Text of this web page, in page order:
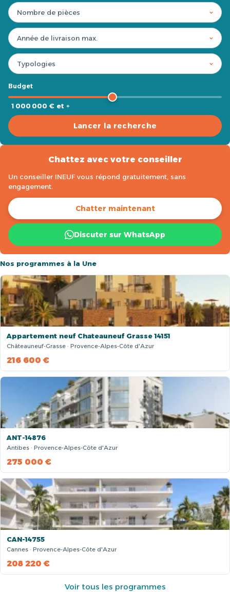
Budget
1 000 000 € et +
Lancer la recherche
Chattez avec votre conseiller
Un conseiller INEUF vous répond gratuitement, sans
engagement.
Chatter maintenant
Discuter sur WhatsApp
Nos programmes à la Une
Appartement neuf Chateauneuf Grasse 14151
Châteauneuf-Grasse · Provence-Alpes-Côte d'Azur
216 600 €
ANT-14876
Antibes · Provence-Alpes-Côte d'Azur
275 000 €
CAN-14755
Cannes · Provence-Alpes-Côte d'Azur
208 220 €
Voir tous les programmes